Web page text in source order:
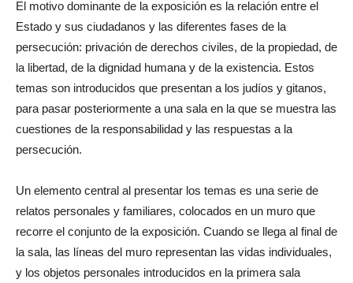
El motivo dominante de la exposición es la relación entre el
Estado y sus ciudadanos y las diferentes fases de la
persecución: privación de derechos civiles, de la propiedad, de
la libertad, de la dignidad humana y de la existencia. Estos
temas son introducidos que presentan a los judíos y gitanos,
para pasar posteriormente a una sala en la que se muestra las
cuestiones de la responsabilidad y las respuestas a la
persecución.
Un elemento central al presentar los temas es una serie de
relatos personales y familiares, colocados en un muro que
recorre el conjunto de la exposición. Cuando se llega al final de
la sala, las líneas del muro representan las vidas individuales,
y los objetos personales introducidos en la primera sala